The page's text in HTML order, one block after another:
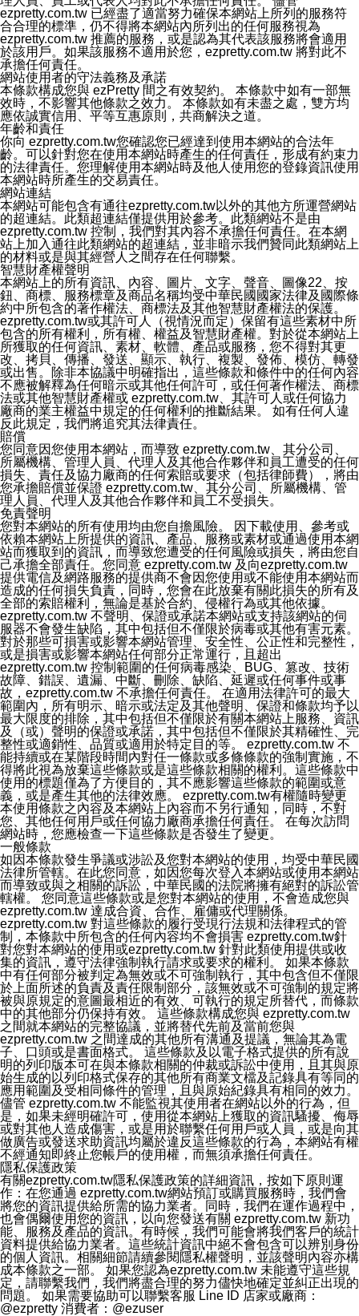
❗️關閉「接收通知型訊息」後，將不會接收到來自任何企業
官方帳號或認證官方帳號的通知型訊息。
ezpretty.com.tw 已經盡了適當努力確保本網站上所列的服務符
合合理的標準，仍不得將本網站內所列出的任何服務視為
ezpretty.com.tw 推薦的服務，或是認為其代表該服務將會適用
於該用戶。如果該服務不適用於您，ezpretty.com.tw 將對此不
承擔任何責任。
網站使用者的守法義務及承諾
本條款構成您與 ezPretty 間之有效契約。 本條款中如有一部無
效時，不影響其他條款之效力。 本條款如有未盡之處，雙方均
應依誠實信用、平等互惠原則，共商解決之道。
年齡和責任
你向 ezpretty.com.tw您確認您已經達到使用本網站的合法年
齡。可以針對您在使用本網站時產生的任何責任，形成有約束力
的法律責任。您理解使用本網站時及他人使用您的登錄資訊使用
本網站時所產生的交易責任。
網站連結
本網站可能包含有通往ezpretty.com.tw以外的其他方所運營網站
的超連結。此類超連結僅提供用於參考。此類網站不是由
ezpretty.com.tw 控制，我們對其內容不承擔任何責任。在本網
站上加入通往此類網站的超連結，並非暗示我們贊同此類網站上
的材料或是與其經營人之間存在任何聯繫。
智慧財產權聲明
本網站上的所有資訊、內容、圖片、文字、聲音、圖像22、按
鈕、商標、服務標章及商品名稱均受中華民國國家法律及國際條
約中所包含的著作權法、商標法及其他智慧財產權法的保護。
ezpretty.com.tw或其許可人（視情況而定）保留有這些素材中所
包含的所有權利，所有權、權益及智慧財產權。對於從本網站上
所獲取的任何資訊、素材、軟體、產品或服務，您不得對其更
改、拷貝、傳播、發送、顯示、執行、複製、發佈、模仿、轉發
或出售。除非本協議中明確指出，這些條款和條件中的任何內容
不應被解釋為任何暗示或其他任何許可，或任何著作權法、商標
法或其他智慧財產權或 ezpretty.com.tw、其許可人或任何協力
廠商的業主權益中規定的任何權利的推斷結果。 如有任何人違
反此規定，我們將追究其法律責任。
賠償
您同意因您使用本網站，而導致 ezpretty.com.tw、其分公司、
所屬機構、管理人員、代理人及其他合作夥伴和員工遭受的任何
損失、責任及協力廠商的任何索賠或要求（包括律師費），將由
您承擔賠償並保證 ezpretty.com.tw、其分公司、所屬機構、管
理人員、代理人及其他合作夥伴和員工不受損失。
免責聲明
您對本網站的所有使用均由您自擔風險。 因下載使用、參考或
依賴本網站上所提供的資訊、產品、服務或素材或通過使用本網
站而獲取到的資訊，而導致您遭受的任何風險或損失，將由您自
己承擔全部責任。您同意 ezpretty.com.tw 及向ezpretty.com.tw
提供電信及網路服務的提供商不會因您使用或不能使用本網站而
造成的任何損失負責，同時，您會在此放棄有關此損失的所有及
全部的索賠權利，無論是基於合約、侵權行為或其他依據。
ezpretty.com.tw 不聲明、保證或承諾本網站或支持該網站的伺
服器不會發生缺陷，其中包括但不僅限於病毒或其他有害元素。
對於那些可損害或影響本網站管理、安全性、公正性和完整性，
或是損害或影響本網站任何部分正常運行，且超出
ezpretty.com.tw 控制範圍的任何病毒感染、BUG、篡改、技術
故障、錯誤、遺漏、中斷、刪除、缺陷、延遲或任何事件或事
故，ezpretty.com.tw 不承擔任何責任。 在適用法律許可的最大
範圍內，所有明示、暗示或法定及其他聲明、保證和條款均予以
最大限度的排除，其中包括但不僅限於有關本網站上服務、資訊
及（或）聲明的保證或承諾，其中包括但不僅限於其精確性、完
整性或適銷性、品質或適用於特定目的等。 ezpretty.com.tw 不
能持續或在某階段時間內對任一條款或多條條款的強制實施，不
得將此視為放棄這些條款或是這些條款相關的權利。這些條款中
使用的標題僅為了方便目的，其不應影響這些條款的範圍或意
義，或是產生其他的法律效應。 ezpretty.com.tw有權隨時變更
本使用條款之內容及本網站上內容而不另行通知，同時，不對
您、其他任何用戶或任何協力廠商承擔任何責任。 在每次訪問
網站時，您應檢查一下這些條款是否發生了變更。
一般條款
如因本條款發生爭議或涉訟及您對本網站的使用，均受中華民國
法律所管轄。在此您同意，如因您每次登入本網站或使用本網站
而導致或與之相關的訴訟，中華民國的法院將擁有絕對的訴訟管
轄權。 您同意這些條款或是您對本網站的使用，不會造成您與
ezpretty.com.tw 達成合資、合作、雇傭或代理關係。
ezpretty.com.tw 對這些條款的履行受現行法規和法律程式的管
制，本條款中所包含的任何內容均不會損害 ezpretty.com.tw針
對您對本網站的使用或ezpretty.com.tw 針對此類使用提供或收
集的資訊，遵守法律強制執行請求或要求的權利。 如果本條款
中有任何部分被判定為無效或不可強制執行，其中包含但不僅限
於上面所述的負責及責任限制部分，該無效或不可強制的規定將
被與原規定的意圖最相近的有效、可執行的規定所替代，而條款
中的其他部分仍保持有效。 這些條款構成您與 ezpretty.com.tw
之間就本網站的完整協議，並將替代先前及當前您與
ezpretty.com.tw 之間達成的其他所有溝通及提議，無論其為電
子、口頭或是書面格式。 這些條款及以電子格式提供的所有說
明的列印版本可在與本條款相關的仲裁或訴訟中使用，且其與原
始生成的以列印格式保存的其他所有商業文檔及記錄具有等同的
應用範圍及受相同條件的管理，且與原始紀錄具有相同的效力。
儘管 ezpretty.com.tw 不能監視其使用者在網站以外的行為，但
是，如果未經明確許可，使用從本網站上獲取的資訊騷擾、侮辱
或對其他人造成傷害，或是用於聯繫任何用戶或人員，或是向其
做廣告或發送求助資訊均屬於違反這些條款的行為，本網站有權
不經通知即終止您帳戶的使用權，而無須承擔任何責任。
隱私保護政策
有關ezpretty.com.tw隱私保護政策的詳細資訊，按如下原則運
作：在您通過 ezpretty.com.tw網站預訂或購買服務時，我們會
將您的資訊提供給所需的協力業者。同時，我們在運作過程中，
也會偶爾使用您的資訊，以向您發送有關 ezpretty.com.tw 新功
能、服務及產品的資訊。有時候，我們可能會將我們客戶的統計
資料提供給協力業者。這些統計資訊中絕不會包含可以辨別身份
的個人資訊。相關細節請續參閱隱私權聲明，並該聲明內容亦構
成本條款之一部。 如果您認為ezpretty.com.tw 未能遵守這些規
定，請聯繫我們，我們將盡合理的努力儘快地確定並糾正出現的
問題。 如果需要協助可以聯繫客服 Line ID 店家或廠商：
@ezpretty 消費者：@ezuser